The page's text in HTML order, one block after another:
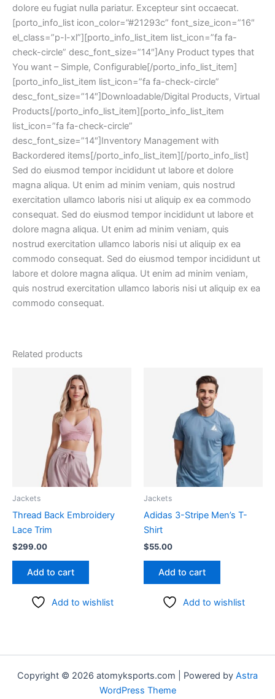
dolore eu fugiat nulla pariatur. Excepteur sint occaecat.
[porto_info_list icon_color=”#21293c” font_size_icon=”16″
el_class=”p-l-xl”][porto_info_list_item list_icon=”fa fa-
check-circle” desc_font_size=”14″]Any Product types that
You want – Simple, Configurable[/porto_info_list_item]
[porto_info_list_item list_icon=”fa fa-check-circle”
desc_font_size=”14″]Downloadable/Digital Products, Virtual
Products[/porto_info_list_item][porto_info_list_item
list_icon=”fa fa-check-circle”
desc_font_size=”14″]Inventory Management with
Backordered items[/porto_info_list_item][/porto_info_list]
Sed do eiusmod tempor incididunt ut labore et dolore
magna aliqua. Ut enim ad minim veniam, quis nostrud
exercitation ullamco laboris nisi ut aliquip ex ea commodo
consequat. Sed do eiusmod tempor incididunt ut labore et
dolore magna aliqua. Ut enim ad minim veniam, quis
nostrud exercitation ullamco laboris nisi ut aliquip ex ea
commodo consequat. Sed do eiusmod tempor incididunt ut
labore et dolore magna aliqua. Ut enim ad minim veniam,
quis nostrud exercitation ullamco laboris nisi ut aliquip ex ea
commodo consequat.
Related products
Jackets
Thread Back Embroidery
Lace Trim
$299.00
Add to cart
Add to wishlist
Jackets
Adidas 3-Stripe Men’s T-
Shirt
$55.00
Add to cart
Add to wishlist
Copyright © 2026 atomyksports.com | Powered by Astra
WordPress Theme